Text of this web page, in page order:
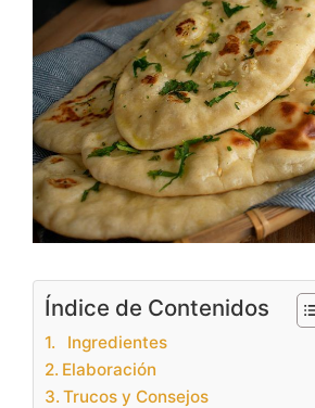
Índice de Contenidos
Ingredientes
Elaboración
Trucos y Consejos